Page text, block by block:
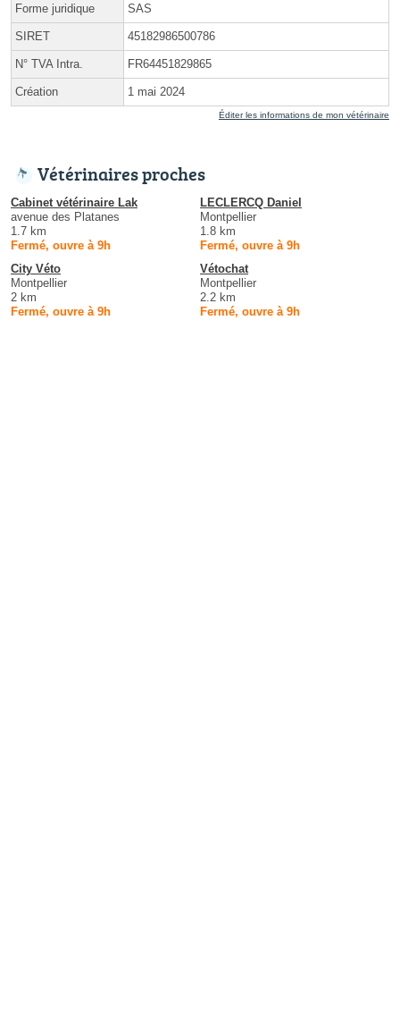
Forme juridique SAS
SIRET 45182986500786
N° TVA Intra. FR64451829865
Création 1 mai 2024
Éditer les informations de mon vétérinaire
Vétérinaires proches
Cabinet vétérinaire Lak
avenue des Platanes
1.7 km
Fermé, ouvre à 9h
LECLERCQ Daniel
Montpellier
1.8 km
Fermé, ouvre à 9h
City Véto
Montpellier
2 km
Fermé, ouvre à 9h
Vétochat
Montpellier
2.2 km
Fermé, ouvre à 9h